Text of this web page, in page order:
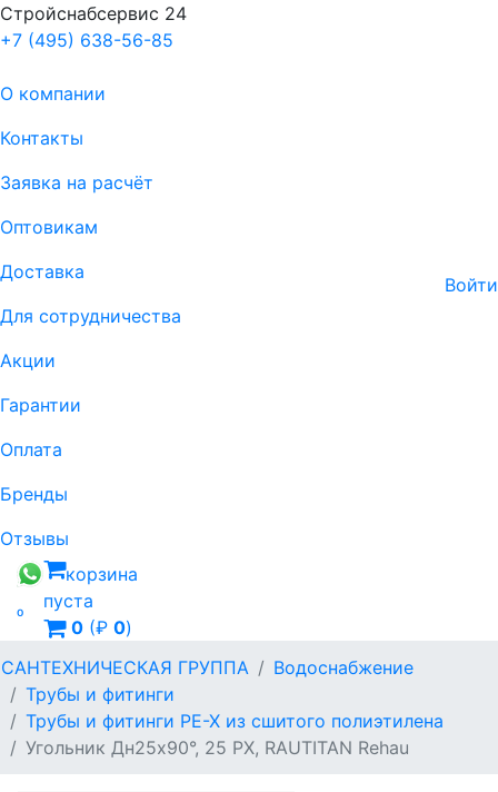
Стройснабсервис 24
+7 (495) 638-56-85
О компании
Контакты
Заявка на расчёт
Оптовикам
Доставка
Для сотрудничества
Акции
Гарантии
Оплата
Бренды
Отзывы
Войти

корзина
пуста
0 (₽ 0)
САНТЕХНИЧЕСКАЯ ГРУППА
Водоснабжение
Трубы и фитинги
Трубы и фитинги PE-X из сшитого полиэтилена
Угольник Дн25х90°, 25 PX, RAUTITAN Rehau